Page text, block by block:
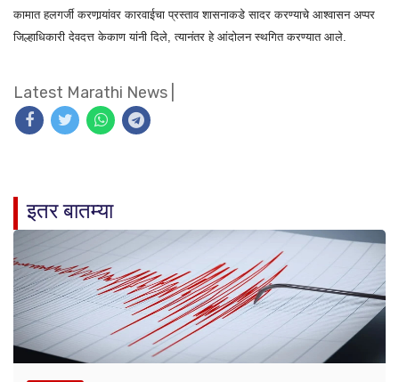
कामात हलगर्जी करणार्‍यांवर कारवाईचा प्रस्ताव शासनाकडे सादर करण्याचे आश्‍वासन अप्पर
जिल्हाधिकारी देवदत्त केकाण यांनी दिले, त्यानंतर हे आंदोलन स्थगित करण्यात आले.
Latest Marathi News
इतर बातम्या